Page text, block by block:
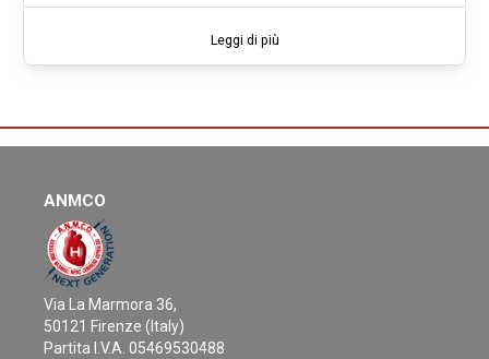
Leggi di più
ANMCO
Via La Marmora 36,
50121 Firenze (Italy)
Partita I.V.A. 05469530488